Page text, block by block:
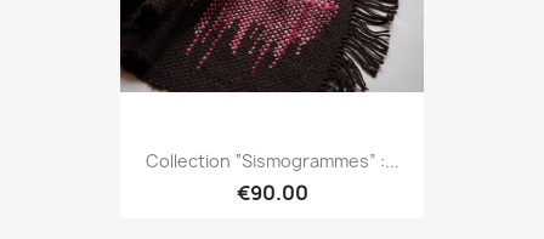
Collection “Sismogrammes” :...
€90.00